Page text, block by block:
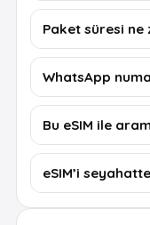
Paket süresi ne
WhatsApp
Bu eSIM ile
eSIM’i